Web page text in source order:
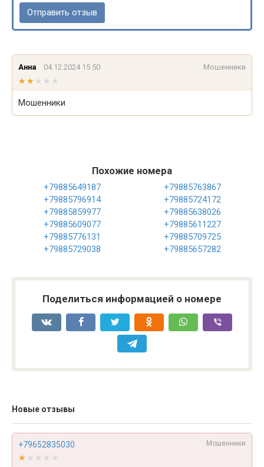
Анна 04.12.2024 15:50 Мошенники
★★★★★
★★★★★
Мошенники
Похожие номера
+79885649187
+79885763867
+79885796914
+79885724172
+79885859977
+79885638026
+79885609077
+79885611227
+79885776131
+79885709725
+79885729038
+79885657282
Поделиться информацией о номере
Новые отзывы
+79652835030 Мошенники
★★★★★
★★★★★